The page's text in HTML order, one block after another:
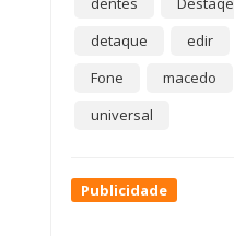
detaque
edir
Fone
macedo
universal
Publicidade